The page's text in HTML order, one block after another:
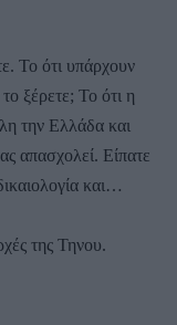
Το ότι υπάρχουν
ξέρετε; Το ότι η
την Ελλάδα και
απασχολεί. Είπατε
και…
της Τηνου.